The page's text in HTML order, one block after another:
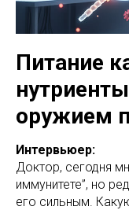
Питание
оружием
Интервьюер:
Доктор, сегодня
иммунитете”, но
его сильным.